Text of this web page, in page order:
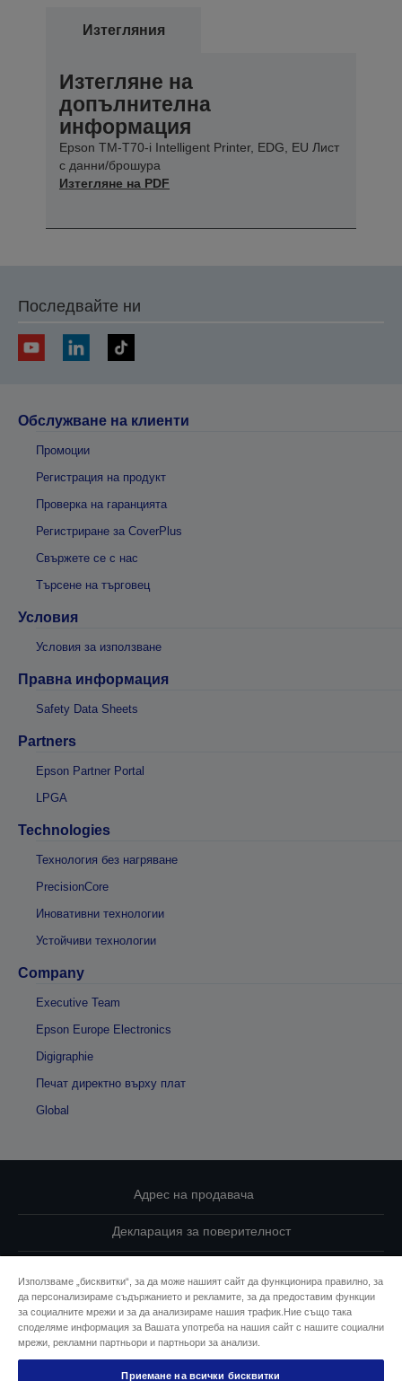
Изтегляния
Изтегляне на
допълнителна
информация
Epson TM-T70-i Intelligent Printer, EDG, EU Лист
с данни/брошура
Изтегляне на PDF
Последвайте ни
Обслужване на клиенти
Промоции
Регистрация на продукт
Проверка на гаранцията
Регистриране за CoverPlus
Свържете се с нас
Търсене на търговец
Условия
Условия за използване
Правна информация
Safety Data Sheets
Partners
Epson Partner Portal
LPGA
Technologies
Технология без нагряване
PrecisionCore
Иновативни технологии
Устойчиви технологии
Company
Executive Team
Epson Europe Electronics
Digigraphie
Печат директно върху плат
Global
Адрес на продавача
Декларация за поверителност
Свържете се с нас за Вашите данни
Информация за бисквитките
Ангажимент за достъпност на Epson
Използваме „бисквитки“, за да може нашият сайт да функционира правилно, за
да персонализираме съдържанието и рекламите, за да предоставим функции
за социалните мрежи и за да анализираме нашия трафик.Ние също така
споделяме информация за Вашата употреба на нашия сайт с нашите социални
мрежи, рекламни партньори и партньори за анализи.
Приемане на всички бисквитки